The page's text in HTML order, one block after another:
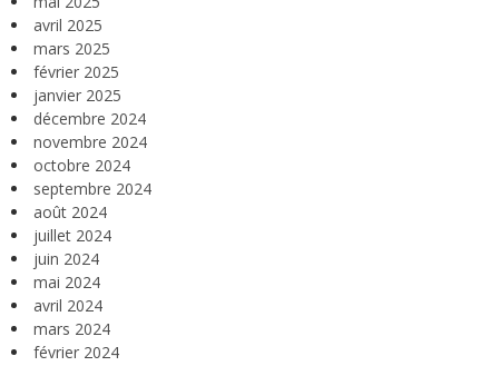
avril 2025
mars 2025
février 2025
janvier 2025
décembre 2024
novembre 2024
octobre 2024
septembre 2024
août 2024
juillet 2024
juin 2024
mai 2024
avril 2024
mars 2024
février 2024